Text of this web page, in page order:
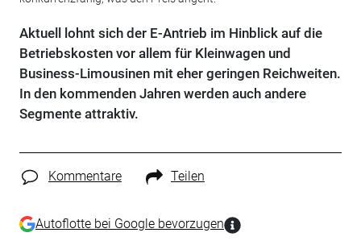
Aktuell lohnt sich der E-Antrieb im Hinblick auf die
Betriebskosten vor allem für Kleinwagen und
Business-Limousinen mit eher geringen Reichweiten.
In den kommenden Jahren werden auch andere
Segmente attraktiv.
Kommentare Teilen
Autoflotte bei Google bevorzugen